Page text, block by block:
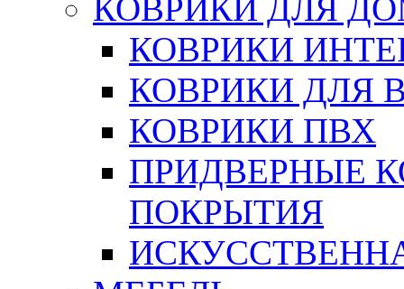
КОВРИКИ ДЛЯ
КОВРИКИ
КОВРИКИ ДЛЯ
КОВРИКИ ПВХ
ПРИДВЕРНЫЕ
ПОКРЫТИЯ